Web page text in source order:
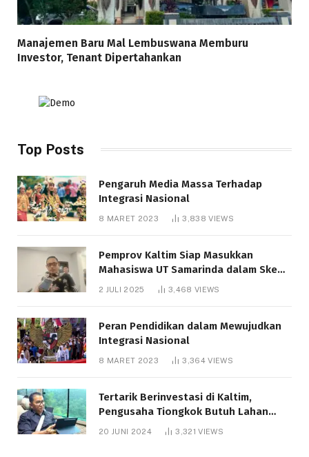
Manajemen Baru Mal Lembuswana Memburu
Investor, Tenant Dipertahankan
Top Posts
Pengaruh Media Massa Terhadap
Integrasi Nasional
8 MARET 2023 3,838VIEWS
Pemprov Kaltim Siap Masukkan
Mahasiswa UT Samarinda dalam Skema
Bantuan Pendidikan Gratispol
2 JULI 2025 3,468 VIEWS
Peran Pendidikan dalam Mewujudkan
Integrasi Nasional
8 MARET 2023 3,364VIEWS
Tertarik Berinvestasi di Kaltim,
Pengusaha Tiongkok Butuh Lahan
20 JUNI 2024 3,321VIEWS